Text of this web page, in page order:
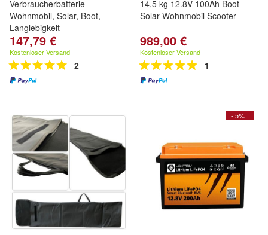
Verbraucherbatterie
Wohnmobil, Solar, Boot,
Langlebigkeit
147,79 €
Kostenloser Versand
2
14,5 kg 12.8V 100Ah Boot
Solar Wohnmobil Scooter
989,00 €
Kostenloser Versand
1
- 5%